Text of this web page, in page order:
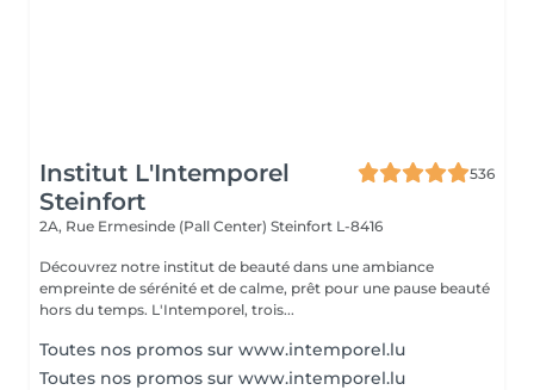
Institut L'Intemporel
Steinfort
536
2A, Rue Ermesinde (Pall Center) Steinfort L-8416
Découvrez notre institut de beauté dans une ambiance
empreinte de sérénité et de calme, prêt pour une pause beauté
hors du temps. L'Intemporel, trois...
Toutes nos promos sur www.intemporel.lu
Toutes nos promos sur www.intemporel.lu